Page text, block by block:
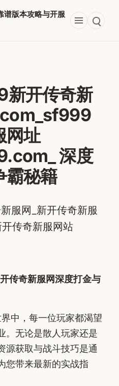
谱版本攻略与开服
开传奇新
网址
深度
霸秘籍
服网_新开传奇新服
传奇新服网站
传奇新服网深度打金与
中，每一位玩家都渴望
。无论是散人玩家还是
源获取与战斗技巧是通
您带来最新的实战指